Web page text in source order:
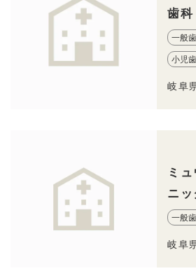
歯科
一般
小児
岐阜
ミ
ニッ
一般
岐阜